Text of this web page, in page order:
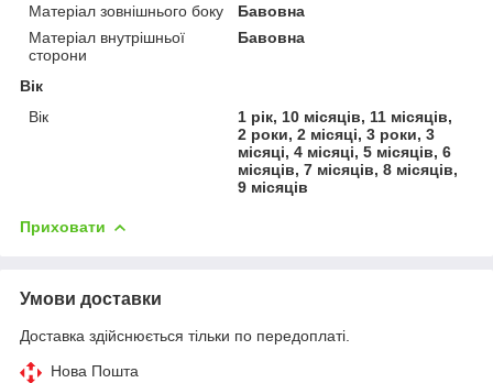
Матеріал зовнішнього боку
Бавовна
Матеріал внутрішньої
сторони
Бавовна
Вік
Вік
1 рік, 10 місяців, 11 місяців,
2 роки, 2 місяці, 3 роки, 3
місяці, 4 місяці, 5 місяців, 6
місяців, 7 місяців, 8 місяців,
9 місяців
Приховати
Умови доставки
Доставка здійснюється тільки по передоплаті.
Нова Пошта